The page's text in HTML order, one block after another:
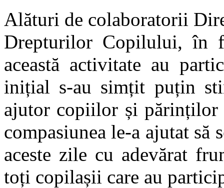
Alături de colaboratorii
Drepturilor Copilului, în
această activitate au
inițial s-au simțit puțin
ajutor copiilor și părinților
compasiunea le-a ajutat să
aceste zile cu adevărat
toți copilașii care au